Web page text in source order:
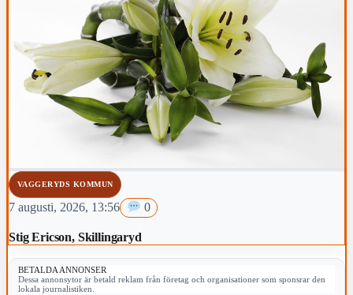
VAGGERYDS KOMMUN
7 augusti, 2026, 13:56 0
Stig Ericson, Skillingaryd
BETALDA ANNONSER
Dessa annonsytor är betald reklam från företag och organisationer som sponsrar den
lokala journalistiken.